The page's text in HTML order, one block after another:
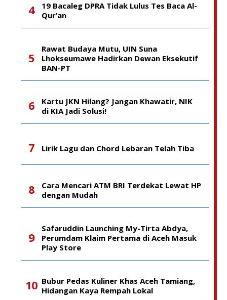
19 Bacaleg DPRA Tidak Lulus Tes Baca Al-
Qur’an
Rawat Budaya Mutu, UIN Suna
Lhokseumawe Hadirkan Dewan Eksekutif
BAN-PT
Kartu JKN Hilang? Jangan Khawatir, NIK
di KIA Jadi Solusi!
Lirik Lagu dan Chord Lebaran Telah Tiba
Cara Mencari ATM BRI Terdekat Lewat HP
dengan Mudah
Safaruddin Launching My-Tirta Abdya,
Perumdam Klaim Pertama di Aceh Masuk
Play Store
Bubur Pedas Kuliner Khas Aceh Tamiang,
Hidangan Kaya Rempah Lokal